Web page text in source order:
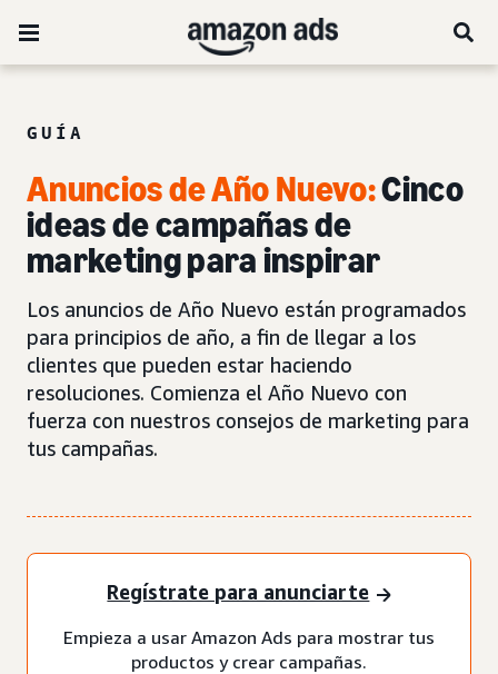
GUÍA
Anuncios de Año Nuevo:Cinco
ideas de campañas de
marketing para inspirar
Los anuncios de Año Nuevo están programados
para principios de año, a fin de llegar a los
clientes que pueden estar haciendo
resoluciones. Comienza el Año Nuevo con
fuerza con nuestros consejos de marketing para
tus campañas.
Regístrate para anunciarte
Empieza a usar Amazon Ads para mostrar tus
productos y crear campañas.